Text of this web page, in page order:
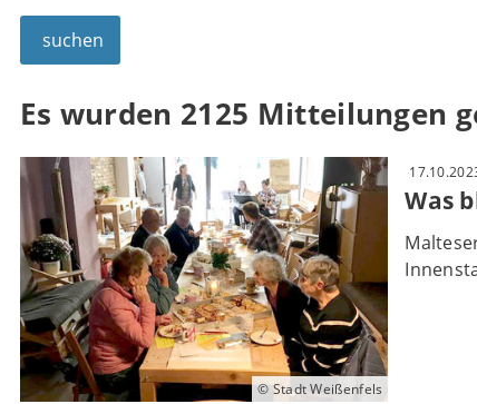
suchen
Es wurden 2125 Mitteilungen
© Stadt Weißenfels
Was